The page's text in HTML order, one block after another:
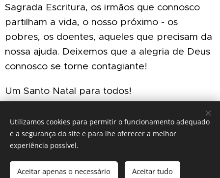
Sagrada Escritura, os irmãos que connosco
partilham a vida, o nosso próximo - os
pobres, os doentes, aqueles que precisam da
nossa ajuda. Deixemos que a alegria de Deus
connosco se torne contagiante!
Um Santo Natal para todos!
IGREJA CATÓLICA
Utilizamos cookies para permitir o funcionamento adequado
e a segurança do site e para lhe oferecer a melhor
experiência possível.
Aceitar apenas o necessário Aceitar tudo